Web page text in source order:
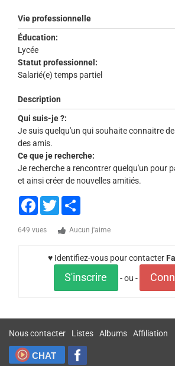
Vie professionnelle
Éducation:
Lycée
Statut professionnel:
Salarié(e) temps partiel
Description
Qui suis-je ?:
Je suis quelqu'un qui souhaite connaitre
des amis.
Ce que je recherche:
Je recherche a rencontrer quelqu'un pour
et ainsi créer de nouvelles amitiés.
Facebook
Twitter
649 vues Aucun j'aime
♥ Identifiez-vous pour contacter
S'inscrire - ou -
Nous contacter Listes Albums Affiliation
CHAT